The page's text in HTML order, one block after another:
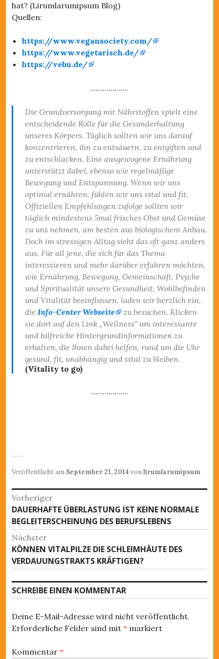
hat? (Lirumlarumipsum Blog)
Quellen:
https://www.vegansociety.com/
https://www.vegetarisch.de/
https://vebu.de/
……………….
Die Grundversorgung mit Nährstoffen spielt eine
entscheidende Rolle für die Gesunderhaltung
unseres Körpers. Täglich sollten wir uns darauf
konzentrieren, ihn zu entsäuern, zu entgiften und
zu entschlacken. Eine ausgewogene Ernährung
unterstützt dabei, ebenso wie regelmäßige
Bewegung und Entspannung. Wenn wir uns
optimal ernähren, fühlen wir uns vital und fit.
Offiziellen Empfehlungen zufolge sollten wir
täglich mindestens 5mal frisches Obst und Gemüse
zu uns nehmen, am besten aus biologischem Anbau.
Doch im stressigen Alltag sieht das oft ganz anders
aus. Für all jene, die sich für das Thema
interessieren und mehr darüber erfahren möchten,
wie Ernährung, Bewegung, Gemeinschaft, Psyche
und Spiritualität unsere Gesundheit, Wohlbefinden
und Vitalität beeinflussen, laden wir herzlich ein,
die Info-Center Webseite
zu besuchen. Klicken
sie dort auf den Link „Wellness“ um interessante
und hilfreiche Hintergrundinformationen zu
erhalten, die Ihnen dabei helfen, rund um die Uhr
gesund, fit, unabhängig und vital zu bleiben.
(Vitality to go)
……………….
Veröffentlicht am September 21, 2014 vonlirumlarumipsum
B
e
i
t
r
a
g
s
Vorheriger
V
o
r
h
e
r
i
g
r
B
i
DAUERHAFTE ÜBERLASTUNG IST KEINE NORMALE
BEGLEITERSCHEINUNG DES BERUFSLEBENS
Nächster
N
ä
c
h
s
e
r
e
KÖNNEN VITALPILZE DIE SCHLEIMHÄUTE DES
VERDAUUNGSTRAKTS KRÄFTIGEN?
SCHREIBE EINEN KOMMENTAR
Deine E-Mail-Adresse wird nicht veröffentlicht.
Erforderliche Felder sind mit * markiert
Kommentar *